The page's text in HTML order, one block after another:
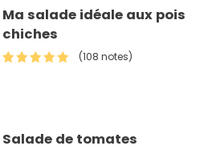
Ma salade idéale aux pois
chiches
(108 notes)
Salade de tomates